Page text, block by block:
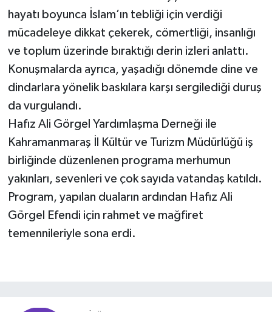
hayatı boyunca İslam’ın tebliği için verdiği
mücadeleye dikkat çekerek, cömertliği, insanlığı
ve toplum üzerinde bıraktığı derin izleri anlattı.
Konuşmalarda ayrıca, yaşadığı dönemde dine ve
dindarlara yönelik baskılara karşı sergilediği duruş
da vurgulandı.
Hafız Ali Görgel Yardımlaşma Derneği ile
Kahramanmaraş İl Kültür ve Turizm Müdürlüğü iş
birliğinde düzenlenen programa merhumun
yakınları, sevenleri ve çok sayıda vatandaş katıldı.
Program, yapılan duaların ardından Hafız Ali
Görgel Efendi için rahmet ve mağfiret
temennileriyle sona erdi.